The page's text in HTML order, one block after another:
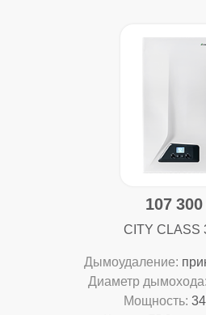
107 300
CITY CLASS
Дымоудаление:
Диаметр дымохода:
Мощность: